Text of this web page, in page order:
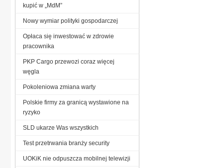
kupić w „MdM”
Nowy wymiar polityki gospodarczej
Opłaca się inwestować w zdrowie
pracownika
PKP Cargo przewozi coraz więcej
węgla
Pokoleniowa zmiana warty
Polskie firmy za granicą wystawione na
ryzyko
SLD ukarze Was wszystkich
Test przetrwania branży security
UOKiK nie odpuszcza mobilnej telewizji